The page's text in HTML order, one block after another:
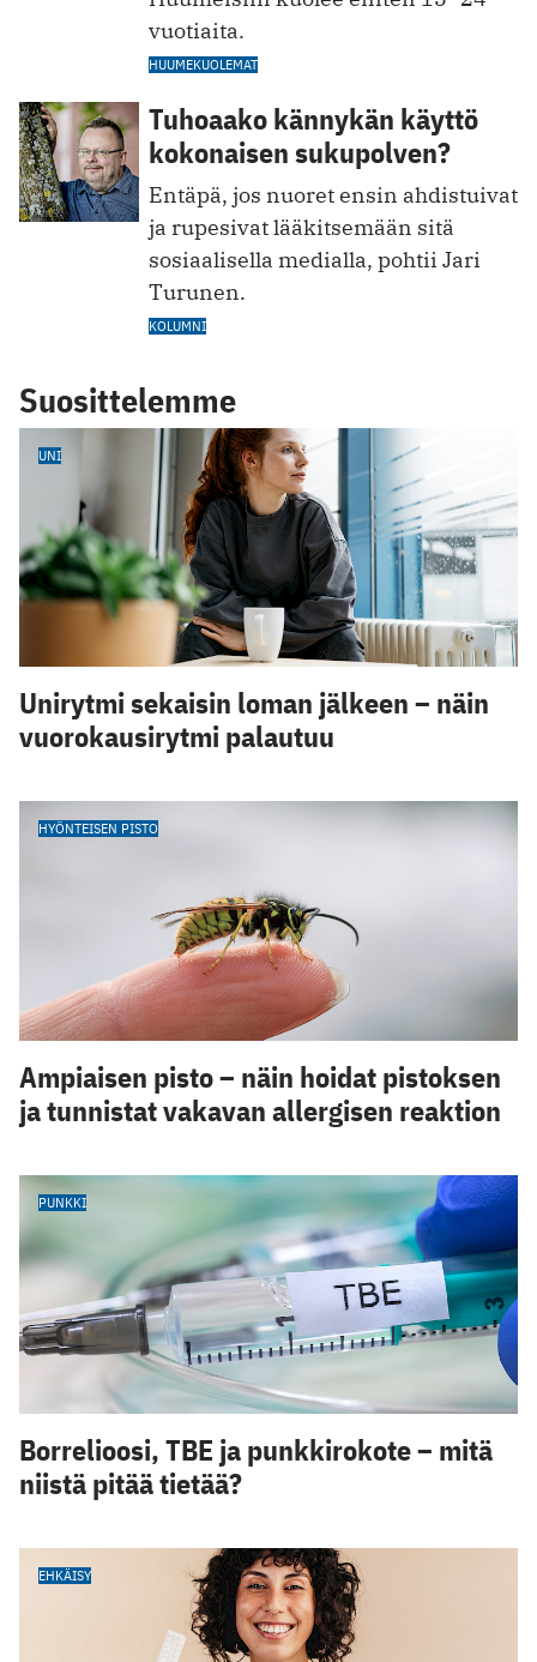
vuotiaita.
HUUMEKUOLEMAT
Tuhoaako kännykän käyttö
kokonaisen sukupolven?
Entäpä, jos nuoret ensin ahdistuivat
ja rupesivat lääkitsemään sitä
sosiaalisella medialla, pohtii Jari
Turunen.
KOLUMNI
Suosittelemme
UNI
Unirytmi sekaisin loman jälkeen – näin
vuorokausirytmi palautuu
HYÖNTEISEN PISTO
Ampiaisen pisto – näin hoidat pistoksen
ja tunnistat vakavan allergisen reaktion
PUNKKI
Borrelioosi, TBE ja punkkirokote – mitä
niistä pitää tietää?
EHKÄISY